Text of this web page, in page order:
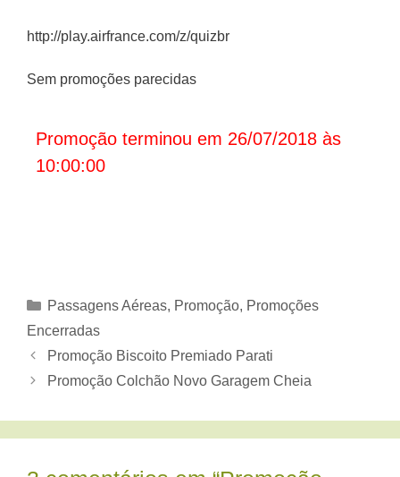
http://play.airfrance.com/z/quizbr
Sem promoções parecidas
Promoção terminou em 26/07/2018 às
10:00:00
Categorias
Passagens Aéreas, Promoção, Promoções
Encerradas
Promoção Biscoito Premiado Parati
Promoção Colchão Novo Garagem Cheia